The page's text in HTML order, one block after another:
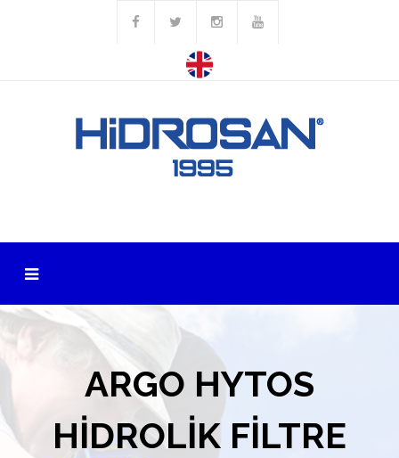
ARGO HYTOS
HİDROLİK FİLTRE